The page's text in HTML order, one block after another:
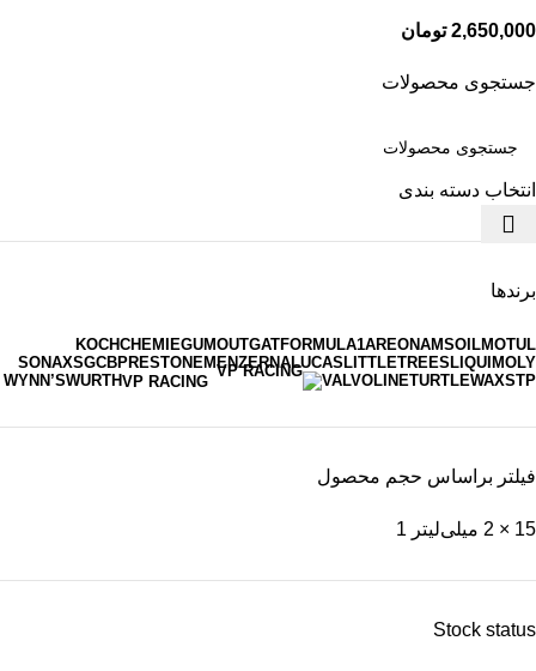
جستجوی محصولات
انتخاب دسته بندی
برندها
MOTUL
AMSOIL
AREON
FORMULA1
GAT
GUMOUT
KOCHCHEMIE
LIQUIMOLY
LITTLETREES
LUCAS
MENZERNA
PRESTONE
SGCB
SONAX
STP
TURTLEWAX
VALVOLINE
VP RACING
WURTH
WYNN’S
فیلتر براساس حجم محصول
15 × 2 میلی‌لیتر 1
Stock status
2,650,000 تومان